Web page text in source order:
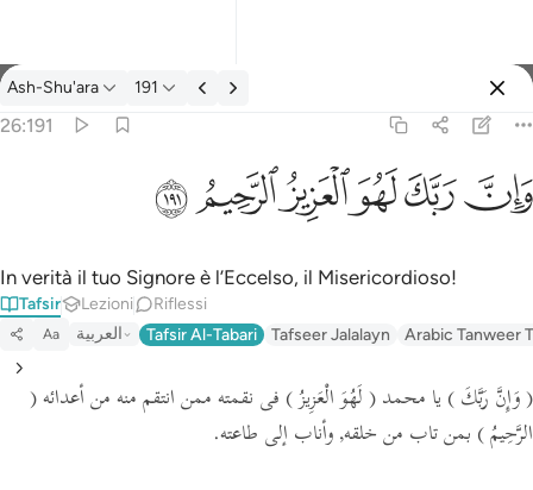
Tafsir: Ash-Shu'ara 26:191
Ash-Shu'ara 191
26:191
وَإِنَّ رَبَّكَ لَهُوَ ٱلْعَزِيزُ ٱلرَّحِيمُ ١٩١
ﱽﱾﱿﲀﲁﲂ
In verità il tuo Signore è l’Eccelso, il Misericordioso!
Tafsir Lezioni Riflessi
Aa العربية Tafsir Al-Tabari Tafseer Jalalayn Arabic Tanweer
( وَإِنَّ رَبَّكَ ) يا محمد ( لَهُوَ الْعَزِيزُ ) فى نقمته ممن انتقم منه من أعدائه(
الرَّحِيمُ ) بمن تاب من خلقه, وأناب إلى طاعته.